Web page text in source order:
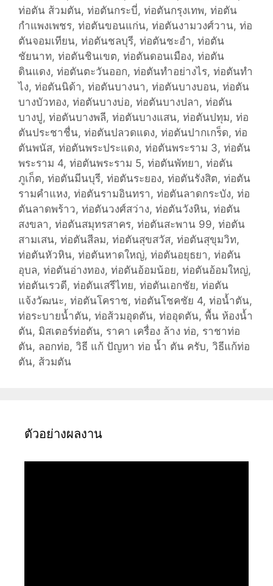
S
e
i
c
e
e
g
o
r
i
e
s
g
s
ท่อตัน ส้วมตัน, ท่อตันกระบี่, ท่อตันกรุงเทพ, ท่อตัน
กำแพงเพชร, ท่อตันขอนแก่น, ท่อตันงามวงศ์วาน, ท่อ
ตันจอมเทียน, ท่อตันชลบุรี, ท่อตันชะอำ, ท่อตัน
ชัยนาท, ท่อตันชินเขต, ท่อตันดอนเมือง, ท่อตัน
ดินแดง, ท่อตันตะวันออก, ท่อตันทำอย่างไร, ท่อตันทำ
ไง, ท่อตันนิด้า, ท่อตันบางนา, ท่อตันบางบอน, ท่อตัน
บางบัวทอง, ท่อตันบางบ่อ, ท่อตันบางปลา, ท่อตัน
บางปู, ท่อตันบางพลี, ท่อตันบางแสน, ท่อตันปทุม, ท่อ
ตันประชาชื่น, ท่อตันปลวดแดง, ท่อตันปากเกร็ด, ท่อ
ตันพนัส, ท่อตันพระประแดง, ท่อตันพระราม 3, ท่อตัน
พระราม 4, ท่อตันพระราม 5, ท่อตันพัทยา, ท่อตัน
ภูเก็ต, ท่อตันมีนบุรี, ท่อตันระยอง, ท่อตันรังสิต, ท่อตัน
รามคำแหง, ท่อตันรามอินทรา, ท่อตันลาดกระบัง, ท่อ
ตันลาดพร้าว, ท่อตันวงศ์สว่าง, ท่อตันวังหิน, ท่อตัน
สงขลา, ท่อตันสมุทรสาคร, ท่อตันสะพาน 99, ท่อตัน
สามเสน, ท่อตันสีลม, ท่อตันสุขสวัส, ท่อตันสุขุมวิท,
ท่อตันหัวหิน, ท่อตันหาดใหญ่, ท่อตันอยุธยา, ท่อตัน
อุบล, ท่อตันอ่างทอง, ท่อตันอ้อมน้อย, ท่อตันอ้อมใหญ่,
ท่อตันเรวดี, ท่อตันเสรีไทย, ท่อตันเอกชัย, ท่อตัน
แจ้งวัฒนะ, ท่อตันโคราช, ท่อตันโชคชัย 4, ท่อน้ำตัน,
ท่อระบายน้ำตัน, ท่อส้วมอุดตัน, ท่ออุดตัน, พื้น ห้องน้ำ
ตัน, มิสเตอร์ท่อตัน, ราคา เครื่อง ล้าง ท่อ, ราชาท่อ
ตัน, ลอกท่อ, วิธี แก้ ปัญหา ท่อ น้ำ ตัน ครับ, วิธีแก้ท่อ
ตัน, ส้วมตัน
ตัวอย่างผลงาน